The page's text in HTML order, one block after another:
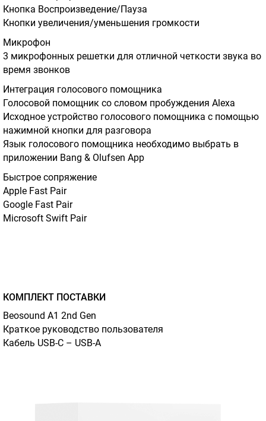
Кнопка Воспроизведение/Пауза
Кнопки увеличения/уменьшения громкости
Микрофон
3 микрофонных решетки для отличной четкости звука во
время звонков
Интеграция голосового помощника
Голосовой помощник со словом пробуждения Alexa
Исходное устройство голосового помощника с помощью
нажимной кнопки для разговора
Язык голосового помощника необходимо выбрать в
приложении Bang & Olufsen App
Быстрое сопряжение
Apple Fast Pair
Google Fast Pair
Microsoft Swift Pair
КОМПЛЕКТ ПОСТАВКИ
Beosound A1 2nd Gen
Краткое руководство пользователя
Кабель USB-C – USB-A